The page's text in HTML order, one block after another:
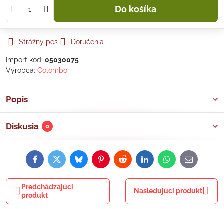
Do košíka
Strážny pes Doručenia
Import kód: 05030075
Výrobca: Colombo
Popis
Diskusia 0
FacebookTwitterBlueskyPinterestRedditLinkedInWhatsApp
E-
mail
Predchádzajúci
produkt
Nasledujúci produkt